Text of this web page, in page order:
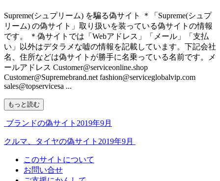
Supreme(シュプリーム) を騙る偽サイト ＊「Supreme(シュプ
リーム) の偽サイト」取り扱いを装っている偽サイトの情報
です。 ＊偽サイトでは「Webアドレス」「メール」「支払
い」以外はデタラメな嘘の情報を記載しています。下記会社
名、住所などは偽サイトが勝手に名乗っている名前です。メ
ールアドレス Customer@serviceonline.shop
Customer@Supremebrand.net fashion@serviceglobalvip.com
sales@topservicesa ...
もっと読む
ブランドの偽サイト2019年9月
クルマ、タイヤの偽サイト2019年9月
このサイトについて
お問い合せ